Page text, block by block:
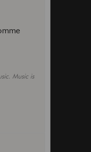
Music is